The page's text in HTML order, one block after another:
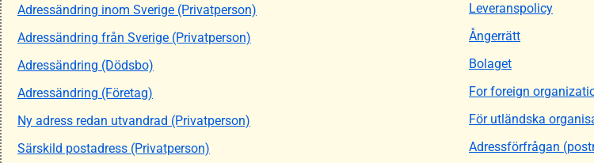
Adressändring inom Sverige (Privatperson)
Adressändring från Sverige (Privatperson)
Adressändring (Dödsbo)
Adressändring (Företag)
Ny adress redan utvandrad (Privatperson)
Särskild postadress (Privatperson)
Leveranspolicy
Ångerrätt
Bolaget
For foreign
För utländska
Adressförfrågan